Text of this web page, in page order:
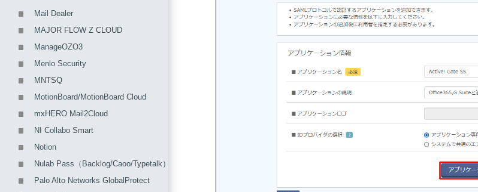
Mail Dealer
MAJOR FLOW Z CLOUD
ManageOZO3
Menlo Security
MNTSQ
MotionBoard/MotionBoard Cloud
mxHERO Mail2Cloud
NI Collabo Smart
Notion
Nulab Pass（Backlog/Caoo/Typetalk）
Palo Alto Networks GlobalProtect